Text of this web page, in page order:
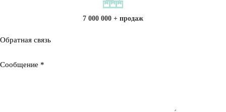
7 000 000 + продаж
Обратная связь
Сообщение *